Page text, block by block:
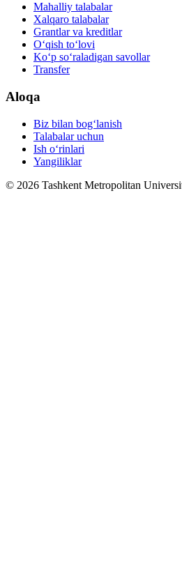
Mahalliy talabalar
Xalqaro talabalar
Grantlar va kreditlar
O‘qish to‘lovi
Ko‘p so‘raladigan savollar
Transfer
Aloqa
Biz bilan bog‘lanish
Talabalar uchun
Ish o‘rinlari
Yangiliklar
© 2026 Tashkent Metropolitan